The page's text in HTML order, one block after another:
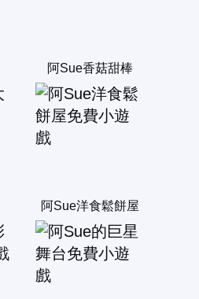
阿Sue香菇甜棒
阿Sue洋食鬆餅屋